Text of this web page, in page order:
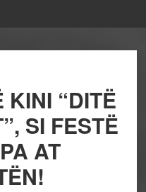
KINI “DITË
SI FESTË
AT